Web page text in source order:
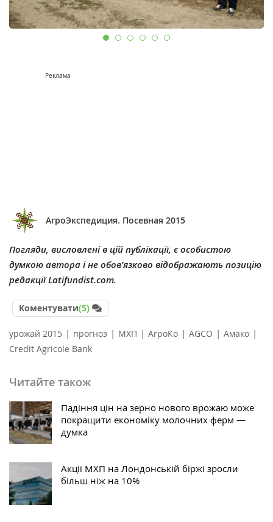
Реклама
АгроЭкспедиция. Посевная 2015
Погляди, висловлені в цій публікації, є особистою
думкою автора і не обов’язково відображають позицію
редакції Latifundist.com.
Коментувати(5)
урожай 2015 | прогноз | МХП | АгроКо | AGCO | Амако |
Credit Agricole Bank
Читайте також
Падіння цін на зерно нового врожаю може
покращити економіку молочних ферм —
думка
Акції МХП на Лондонській біржі зросли
більш ніж на 10%